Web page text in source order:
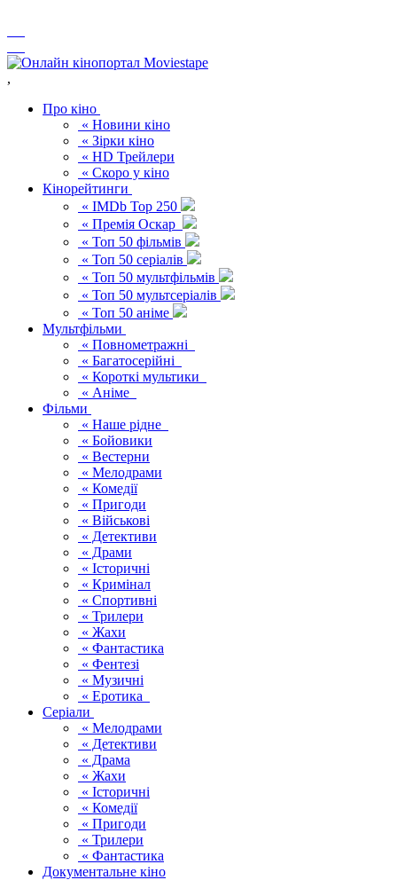
,
Про кіно
« Новини кіно
« Зірки кіно
« HD Трейлери
« Скоро у кіно
Кінорейтинги
« IMDb Top 250
« Премія Оскар
« Топ 50 фільмів
« Топ 50 серіалів
« Топ 50 мультфільмів
« Топ 50 мультсеріалів
« Топ 50 аніме
Мультфільми
« Повнометражні
« Багатосерійні
« Короткі мультики
« Аніме
Фільми
« Наше рідне
« Бойовики
« Вестерни
« Мелодрами
« Комедії
« Пригоди
« Військові
« Детективи
« Драми
« Історичні
« Кримінал
« Спортивні
« Трилери
« Жахи
« Фантастика
« Фентезі
« Музичні
« Еротика
Серіали
« Мелодрами
« Детективи
« Драма
« Жахи
« Історичні
« Комедії
« Пригоди
« Трилери
« Фантастика
Документальне кіно